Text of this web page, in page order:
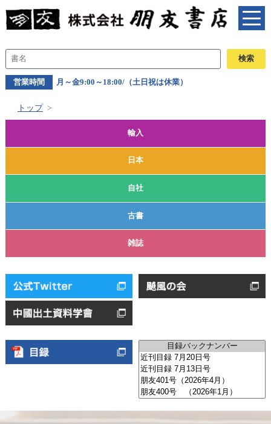
営業時間 月～金9:00～18:00/（土日祝は休業）
トップ
輸入
日本
自社
古書
雑誌